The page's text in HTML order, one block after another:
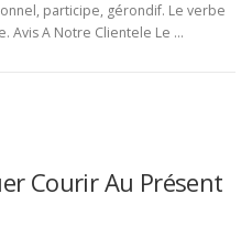
participe, gérondif. Le verbe
Avis A Notre Clientele Le …
Courir Au Présent